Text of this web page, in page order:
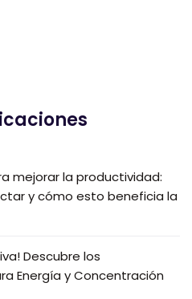
mejorar la productividad:
y cómo esto beneficia la
Descubre los
Energía y Concentración